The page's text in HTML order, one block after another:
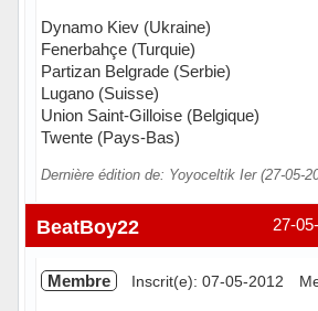
Dynamo Kiev (Ukraine)
Fenerbahçe (Turquie)
Partizan Belgrade (Serbie)
Lugano (Suisse)
Union Saint-Gilloise (Belgique)
Twente (Pays-Bas)
Dernière édition de: Yoyoceltik Ier (27-05-
27-
BeatBoy22
Membre Inscrit(e): 07-05-2012